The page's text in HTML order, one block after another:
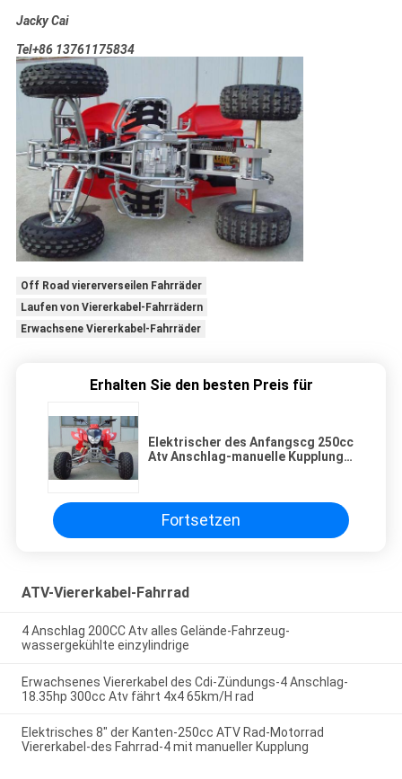
Jacky Cai
Tel+86 13761175834
Off Road viererverseilen Fahrräder
Laufen von Viererkabel-Fahrrädern
Erwachsene Viererkabel-Fahrräder
Erhalten Sie den besten Preis für
Elektrischer des Anfangscg 250cc
Atv Anschlag-manuelle Kupplung 4
Fortsetzen
ATV-Viererkabel-Fahrrad
4 Anschlag 200CC Atv alles Gelände-Fahrzeug-
wassergekühlte einzylindrige
Erwachsenes Viererkabel des Cdi-Zündungs-4 Anschlag-
18.35hp 300cc Atv fährt 4x4 65km/H rad
Elektrisches 8" der Kanten-250cc ATV Rad-Motorrad
Viererkabel-des Fahrrad-4 mit manueller Kupplung